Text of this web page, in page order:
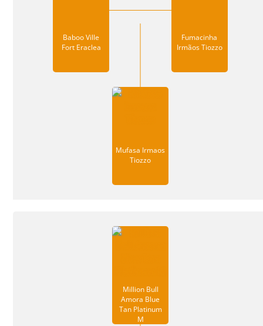
Mufasa Irmaos
Tiozzo
Baboo Ville
Fort Eraclea
Fumacinha
Irmãos Tiozzo
Million Bull
Amora Blue
Tan Platinum
M